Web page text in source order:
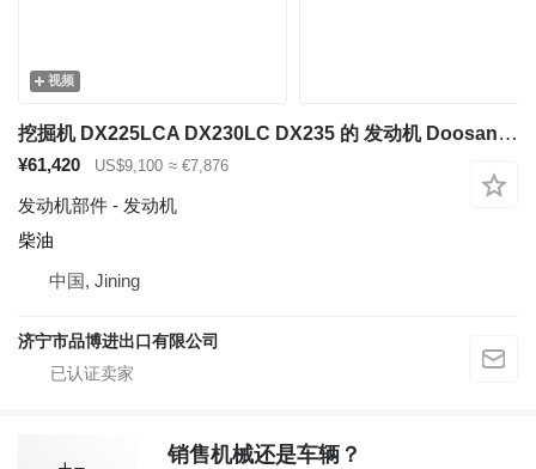
视频
挖掘机 DX225LCA DX230LC DX235 的 发动机 Doosan DL06
¥61,420 US$9,100 ≈ €7,876
发动机部件 - 发动机
柴油
中国, Jining
济宁市品博进出口有限公司
销售机械还是车辆？